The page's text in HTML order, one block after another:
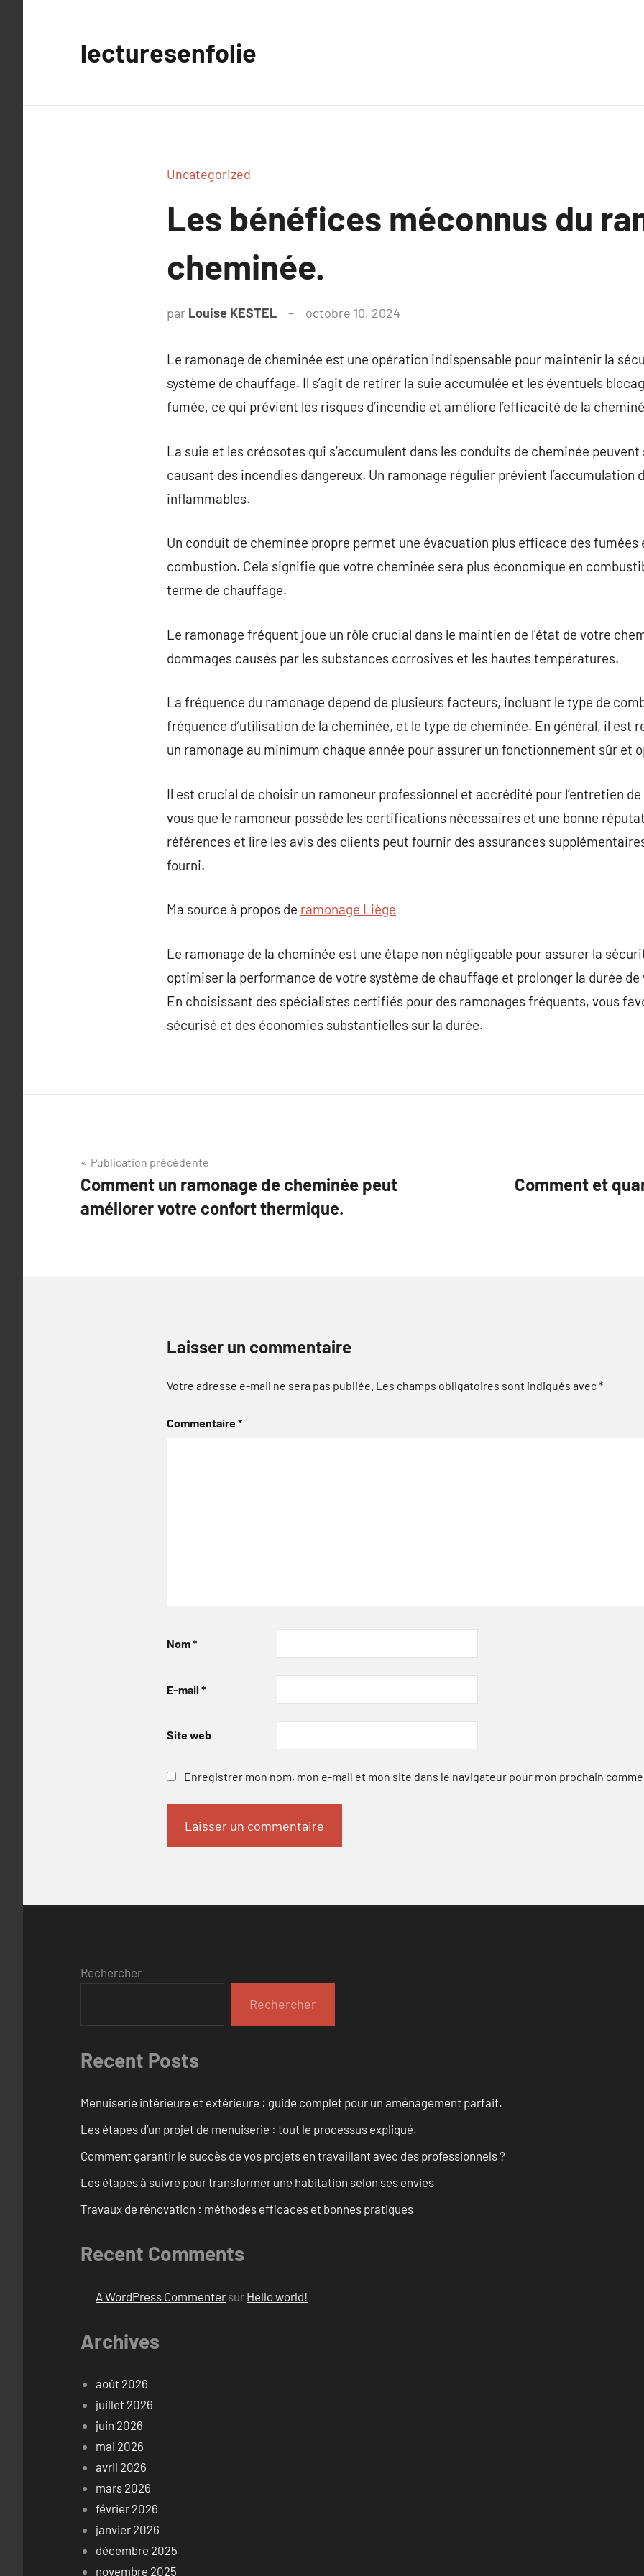
lecturesenfolie
Uncategorized
Les bénéfices méconnus du
cheminée.
par Louise KESTEL octobre 10, 2024
Le ramonage de cheminée est une opération indispensable pour maintenir la
système de chauffage. Il s’agit de retirer la suie accumulée et les éventuels
fumée, ce qui prévient les risques d’incendie et améliore l’efficacité de la
La suie et les créosotes qui s’accumulent dans les conduits de cheminée
causant des incendies dangereux. Un ramonage régulier prévient l’accumulation
inflammables.
Un conduit de cheminée propre permet une évacuation plus efficace des fumées
combustion. Cela signifie que votre cheminée sera plus économique en
terme de chauffage.
Le ramonage fréquent joue un rôle crucial dans le maintien de l’état de votre
dommages causés par les substances corrosives et les hautes températures.
La fréquence du ramonage dépend de plusieurs facteurs, incluant le type de
fréquence d’utilisation de la cheminée, et le type de cheminée. En général, il est
un ramonage au minimum chaque année pour assurer un fonctionnement sûr et
Il est crucial de choisir un ramoneur professionnel et accrédité pour l’entretien
vous que le ramoneur possède les certifications nécessaires et une bonne
références et lire les avis des clients peut fournir des assurances
fourni.
Ma source à propos de ramonage Liège
Le ramonage de la cheminée est une étape non négligeable pour assurer la
optimiser la performance de votre système de chauffage et prolonger la durée
En choisissant des spécialistes certifiés pour des ramonages fréquents, vous
sécurisé et des économies substantielles sur la durée.
Navigation
de
l’article
Publication précédente
Comment un ramonage de cheminée peut
améliorer votre confort thermique.
Comment et
Laisser un commentaire
Votre adresse e-mail ne sera pas publiée. Les champs obligatoires sont indiqués avec*
Commentaire*
Nom*
E-mail *
Site web
Enregistrer mon nom, mon e-mail et mon site dans le navigateur pour mon prochain
Rechercher
Rechercher
Recent Posts
Menuiserie intérieure et extérieure : guide complet pour un aménagement parfait.
Les étapes d’un projet de menuiserie : tout le processus expliqué.
Comment garantir le succès de vos projets en travaillant avec des professionnels ?
Les étapes à suivre pour transformer une habitation selon ses envies
Travaux de rénovation : méthodes efficaces et bonnes pratiques
Recent Comments
A WordPress Commenter sur Hello world!
Archives
août 2026
juillet 2026
juin 2026
mai 2026
avril 2026
mars 2026
février 2026
janvier 2026
décembre 2025
novembre 2025